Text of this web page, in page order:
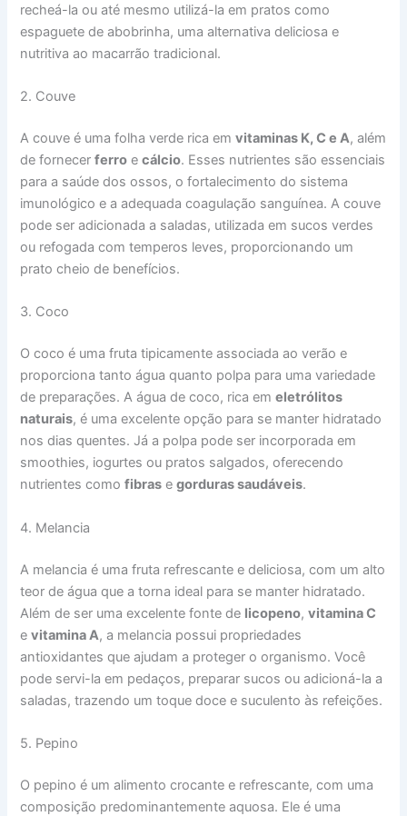
recheá-la ou até mesmo utilizá-la em pratos como
espaguete de abobrinha, uma alternativa deliciosa e
nutritiva ao macarrão tradicional.
2. Couve
A couve é uma folha verde rica emvitaminas K, C e A, além
de fornecerferro ecálcio. Esses nutrientes são essenciais
para a saúde dos ossos, o fortalecimento do sistema
imunológico e a adequada coagulação sanguínea. A couve
pode ser adicionada a saladas, utilizada em sucos verdes
ou refogada com temperos leves, proporcionando um
prato cheio de benefícios.
3. Coco
O coco é uma fruta tipicamente associada ao verão e
proporciona tanto água quanto polpa para uma variedade
de preparações. A água de coco, rica emeletrólitos
naturais, é uma excelente opção para se manter hidratado
nos dias quentes. Já a polpa pode ser incorporada em
smoothies, iogurtes ou pratos salgados, oferecendo
nutrientes comofibras egorduras saudáveis.
4. Melancia
A melancia é uma fruta refrescante e deliciosa, com um alto
teor de água que a torna ideal para se manter hidratado.
Além de ser uma excelente fonte de licopeno,vitamina C
evitamina A, a melancia possui propriedades
antioxidantes que ajudam a proteger o organismo. Você
pode servi-la em pedaços, preparar sucos ou adicioná-la a
saladas, trazendo um toque doce e suculento às refeições.
5. Pepino
O pepino é um alimento crocante e refrescante, com uma
composição predominantemente aquosa. Ele é uma